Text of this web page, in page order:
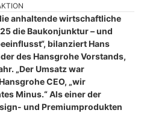
anhaltende wirtschaftliche
die Baukonjunktur – und
bilanziert Hans
des Hansgrohe Vorstands,
„Der Umsatz war
CEO, „wir
Minus.“ Als einer der
und Premiumprodukten